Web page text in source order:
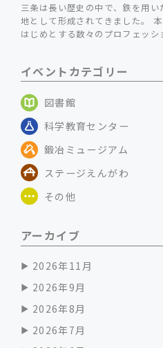
三条は長い歴史の中で、鉄を用
地として形成されてきました。
はじめとする数々のプロフェッシ
イベントカテゴリー
図書館
科学教育センター
鍛冶ミュージアム
ステージえんがわ
その他
アーカイブ
2026年11月
2026年9月
2026年8月
2026年7月